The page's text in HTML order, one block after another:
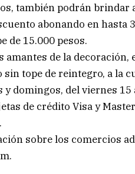
también podrán brindar
abonando en hasta
de 15.000 pesos.
amantes de la
sin tope de reintegro, a la
y domingos, del viernes
de crédito Visa y
sobre los comercios